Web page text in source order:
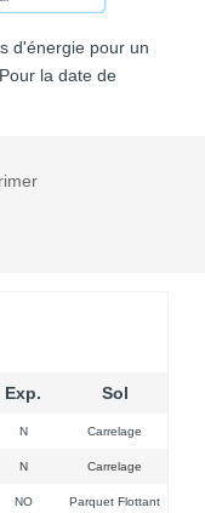
d'énergie pour un
la date de
Exp. Sol
N Carrelage
N Carrelage
NO Parquet Flottant